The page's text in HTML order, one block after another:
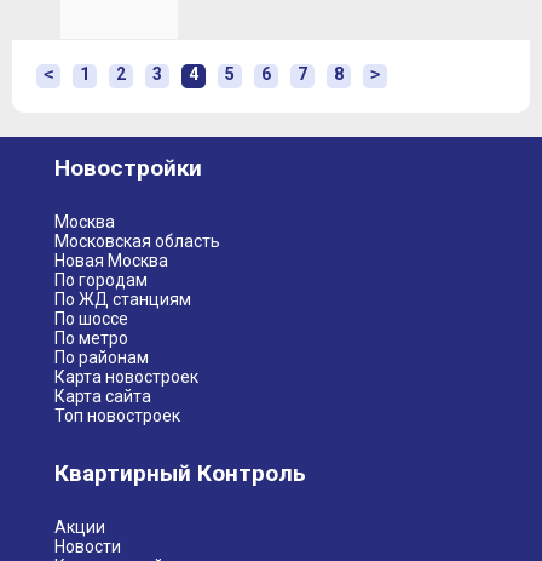
< 1 2 3 4 5 6 7 8 >
Новостройки
Москва
Московская область
Новая Москва
По городам
По ЖД станциям
По шоссе
По метро
По районам
Карта новостроек
Карта сайта
Топ новостроек
Квартирный Контроль
Акции
Новости